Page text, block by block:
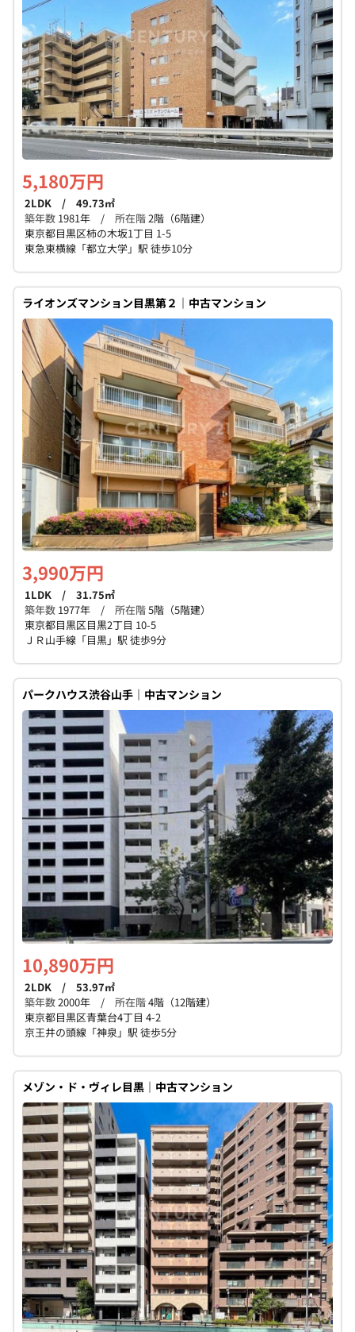
5,180万円
2LDK / 49.73㎡
築年数 1981年 / 所在階2階（6階建）
東京都目黒区柿の木坂1丁目 1-5
東急東横線「都立大学」駅 徒歩10分
ライオンズマンション目黒第２｜中古マンション
3,990万円
1LDK / 31.75㎡
築年数 1977年 / 所在階5階（5階建）
東京都目黒区目黒2丁目 10-5
ＪＲ山手線「目黒」駅 徒歩9分
パークハウス渋谷山手｜中古マンション
10,890万円
2LDK / 53.97㎡
築年数2000年 / 所在階4階（12階建）
東京都目黒区青葉台4丁目 4-2
京王井の頭線「神泉」駅 徒歩5分
メゾン・ド・ヴィレ目黒｜中古マンション